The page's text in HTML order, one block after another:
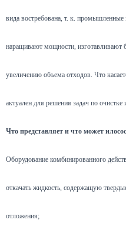
вида востребована, т. к. промышленные
наращивают мощности, изготавливают
увеличению объема отходов. Что
актуален для решения задач по
Что представляет и что может
Оборудование комбинированного
откачать жидкость, содержащую
отложения;